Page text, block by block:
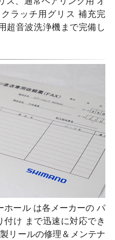
ラッチ用グリス 補充完
超音波洗浄機まで完備し
ホール は各メーカーの パ
付け まで迅速に対応でき
リールの修理＆メンテナ